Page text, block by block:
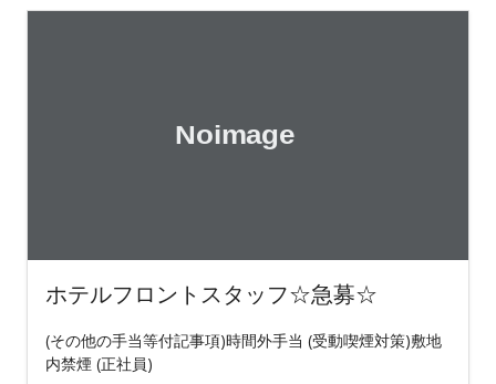
ホテルフロントスタッフ☆急募☆
(その他の手当等付記事項)時間外手当 (受動喫煙対策)敷地
内禁煙 (正社員)